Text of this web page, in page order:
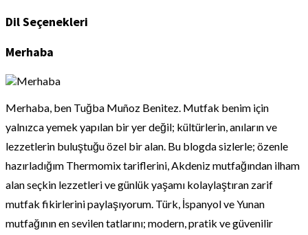
Dil Seçenekleri
Merhaba
Merhaba, ben Tuğba Muñoz Benitez. Mutfak benim için
yalnızca yemek yapılan bir yer değil; kültürlerin, anıların ve
lezzetlerin buluştuğu özel bir alan. Bu blogda sizlerle; özenle
hazırladığım Thermomix tariflerini, Akdeniz mutfağından ilham
alan seçkin lezzetleri ve günlük yaşamı kolaylaştıran zarif
mutfak fikirlerini paylaşıyorum. Türk, İspanyol ve Yunan
mutfağının en sevilen tatlarını; modern, pratik ve güvenilir